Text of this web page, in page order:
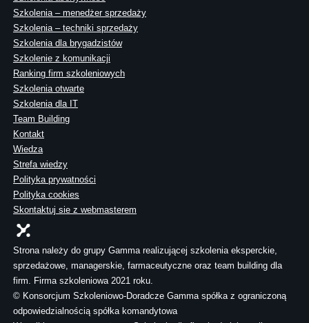
Szkolenia – menedżer sprzedaży
Szkolenia – techniki sprzedaży
Szkolenia dla brygadzistów
Szkolenie z komunikacji
Ranking firm szkoleniowych
Szkolenia otwarte
Szkolenia dla IT
Team Building
Kontakt
Wiedza
Strefa wiedzy
Polityka prywatności
Polityka cookies
Skontaktuj sie z webmasterem
Strona należy do grupy Gamma realizującej szkolenia eksperckie,
sprzedażowe, managerskie, farmaceutyczne oraz team building dla
firm. Firma szkoleniowa 2021 roku.
© Konsorcjum Szkoleniowo-Doradcze Gamma spółka z ograniczoną
odpowiedzialnością spółka komandytowa